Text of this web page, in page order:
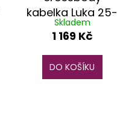
kabelka Luka 25-
049 D DL
fuchsiová
Skladem
1 169 Kč
DO KOŠÍKU